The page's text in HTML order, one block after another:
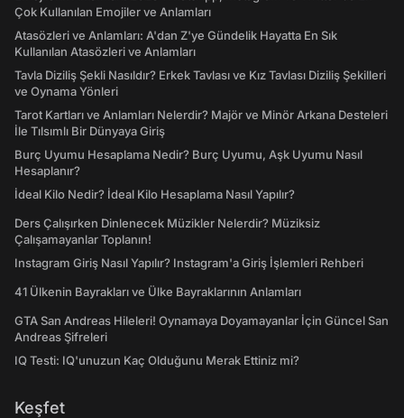
Çok Kullanılan Emojiler ve Anlamları
Atasözleri ve Anlamları: A'dan Z'ye Gündelik Hayatta En Sık
Kullanılan Atasözleri ve Anlamları
Tavla Diziliş Şekli Nasıldır? Erkek Tavlası ve Kız Tavlası Diziliş Şekilleri
ve Oynama Yönleri
Tarot Kartları ve Anlamları Nelerdir? Majör ve Minör Arkana Desteleri
İle Tılsımlı Bir Dünyaya Giriş
Burç Uyumu Hesaplama Nedir? Burç Uyumu, Aşk Uyumu Nasıl
Hesaplanır?
İdeal Kilo Nedir? İdeal Kilo Hesaplama Nasıl Yapılır?
Ders Çalışırken Dinlenecek Müzikler Nelerdir? Müziksiz
Çalışamayanlar Toplanın!
Instagram Giriş Nasıl Yapılır? Instagram'a Giriş İşlemleri Rehberi
41 Ülkenin Bayrakları ve Ülke Bayraklarının Anlamları
GTA San Andreas Hileleri! Oynamaya Doyamayanlar İçin Güncel San
Andreas Şifreleri
IQ Testi: IQ'unuzun Kaç Olduğunu Merak Ettiniz mi?
Keşfet